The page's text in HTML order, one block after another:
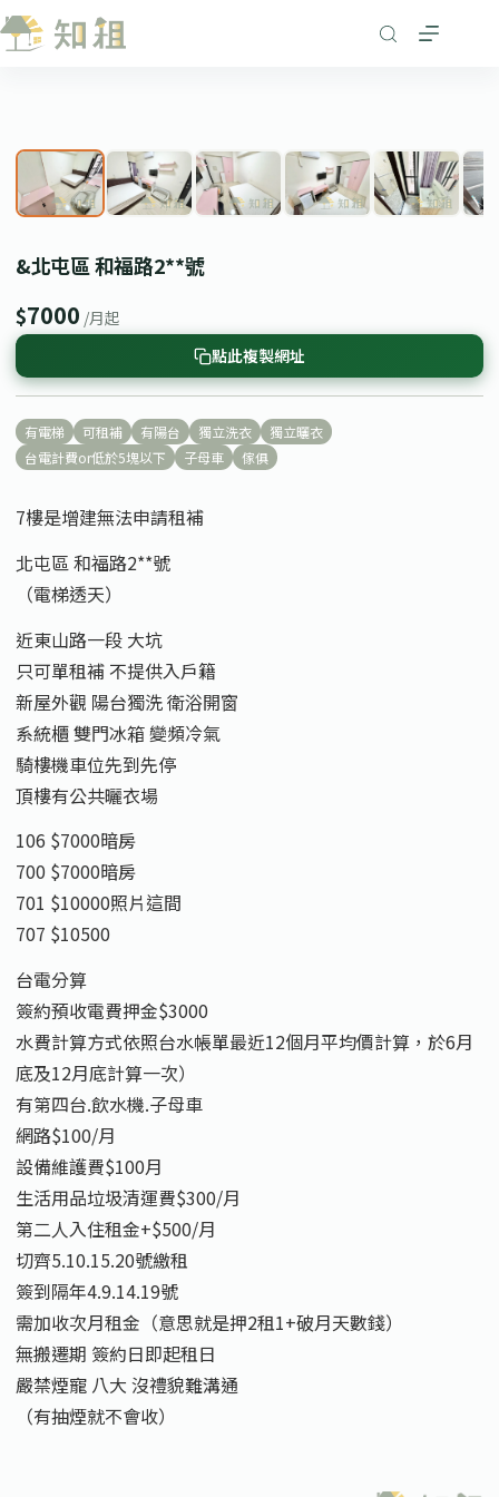
跳
至
&北屯區 和福路2**號
$7000 /月起
點此複製網址
有電梯 可租補 有陽台 獨立洗衣
獨立曬衣
台電計費or低於5塊以下
子母車 傢俱
7樓是增建無法申請租補
北屯區 和福路2**號
（電梯透天）
近東山路一段 大坑
只可單租補 不提供入戶籍
新屋外觀 陽台獨洗 衛浴開窗
系統櫃 雙門冰箱 變頻冷氣
騎樓機車位先到先停
頂樓有公共曬衣場
106 $7000暗房
700 $7000暗房
701 $10000照片這間
707 $10500
台電分算
簽約預收電費押金$3000
水費計算方式依照台水帳單最近12個月平均價計算，於6月
底及12月底計算一次）
有第四台.飲水機.子母車
網路$100/月
設備維護費$100月
生活用品垃圾清運費$300/月
第二人入住租金+$500/月
切齊5.10.15.20號繳租
簽到隔年4.9.14.19號
需加收次月租金（意思就是押2租1+破月天數錢）
無搬遷期 簽約日即起租日
嚴禁煙寵 八大 沒禮貌難溝通
（有抽煙就不會收）